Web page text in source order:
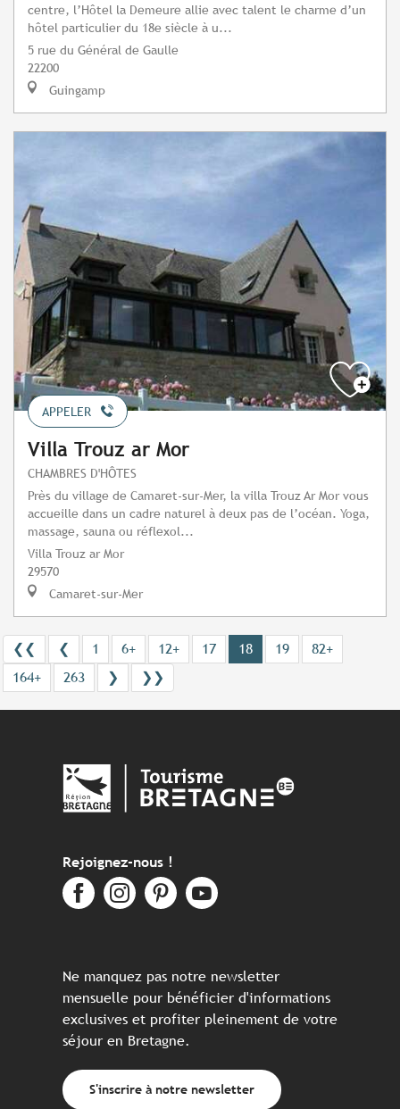
centre, l’Hôtel la Demeure allie avec talent le charme d’un
hôtel particulier du 18e siècle à u...
5 rue du Général de Gaulle
22200
Guingamp
APPELER
Villa Trouz ar Mor
CHAMBRES D'HÔTES
Près du village de Camaret-sur-Mer, la villa Trouz Ar Mor vous
accueille dans un cadre naturel à deux pas de l’océan. Yoga,
massage, sauna ou réflexol...
Villa Trouz ar Mor
29570
Camaret-sur-Mer
❮❮ ❮ 1 6+ 12+ 17 18 19
82+
164+
263 ❯ ❯❯
Rejoignez-nous !
Ne manquez pas notre newsletter
mensuelle pour bénéficier d'informations
exclusives et profiter pleinement de votre
séjour en Bretagne.
S'inscrire à notre newsletter